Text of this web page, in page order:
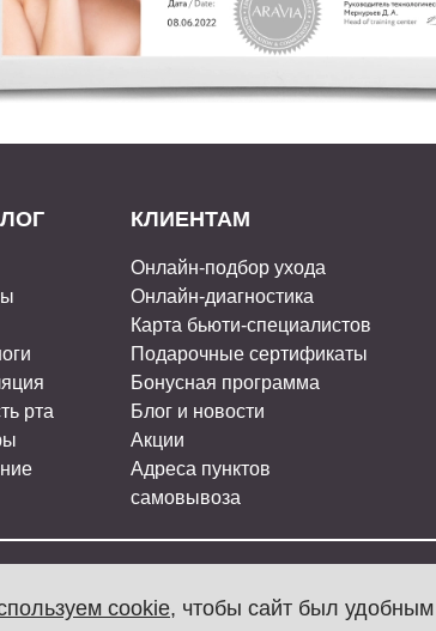
рта
КЛИЕНТАМ
Онлайн-подбор ухода
Онлайн-диагностика
Карта бьюти-специалистов
Подарочные сертификаты
Бонусная программа
Блог и новости
Акции
Адреса пунктов
самовывоза
Professional, 2026
cookie, чтобы сайт был удобным